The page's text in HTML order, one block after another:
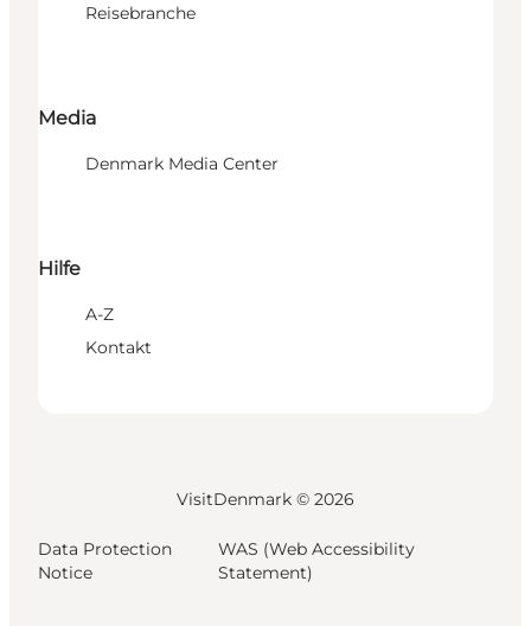
Reisebranche
Media
Denmark Media Center
Hilfe
A-Z
Kontakt
VisitDenmark © 2026
Data Protection
Notice
WAS (Web Accessibility
Statement)